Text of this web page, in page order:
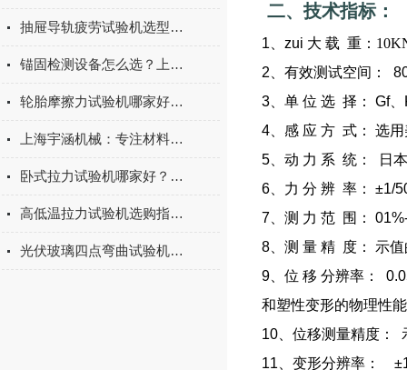
抽屉导轨疲劳试验机选型指南：如何量化评估家具五金的耐用性
锚固检测设备怎么选？上海宇涵膨胀螺丝拉拔试验机品牌评测
轮胎摩擦力试验机哪家好？上海宇涵试验机综合评测
上海宇涵机械：专注材料力学检测，电池片拉力试验机助力光伏品质管控
卧式拉力试验机哪家好？2026年国产实力厂家实测推荐
高低温拉力试验机选购指南：聚焦上海宇涵的技术实力与可靠方案
光伏玻璃四点弯曲试验机的重要性
二、技术指标：
1、zui 大 载 重：
2、有效测试空间：
3、单 位 选 择：
Gf
4、感 应 方 式： 选用
5、动 力 系 统：
日
6、力 分 辨 率：
±1/
7、测 力 范 围：
8、测 量 精 度：
示
9、位 移 分辨率：
和塑性变形的物理性
10、位移测量精度：
11、变形分辨率：